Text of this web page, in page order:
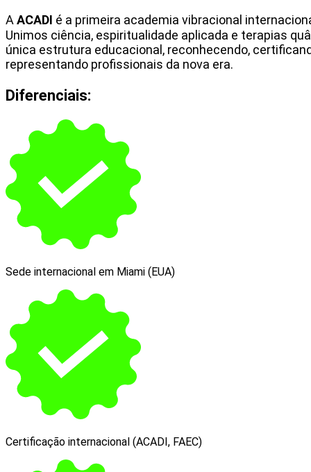
A ACADI é a primeira academia vibracional
Unimos ciência, espiritualidade aplicada e terapias
única estrutura educacional, reconhecendo,
representando profissionais da nova era.
Diferenciais:
Sede internacional em Miami (EUA)
Certificação internacional (ACADI, FAEC)